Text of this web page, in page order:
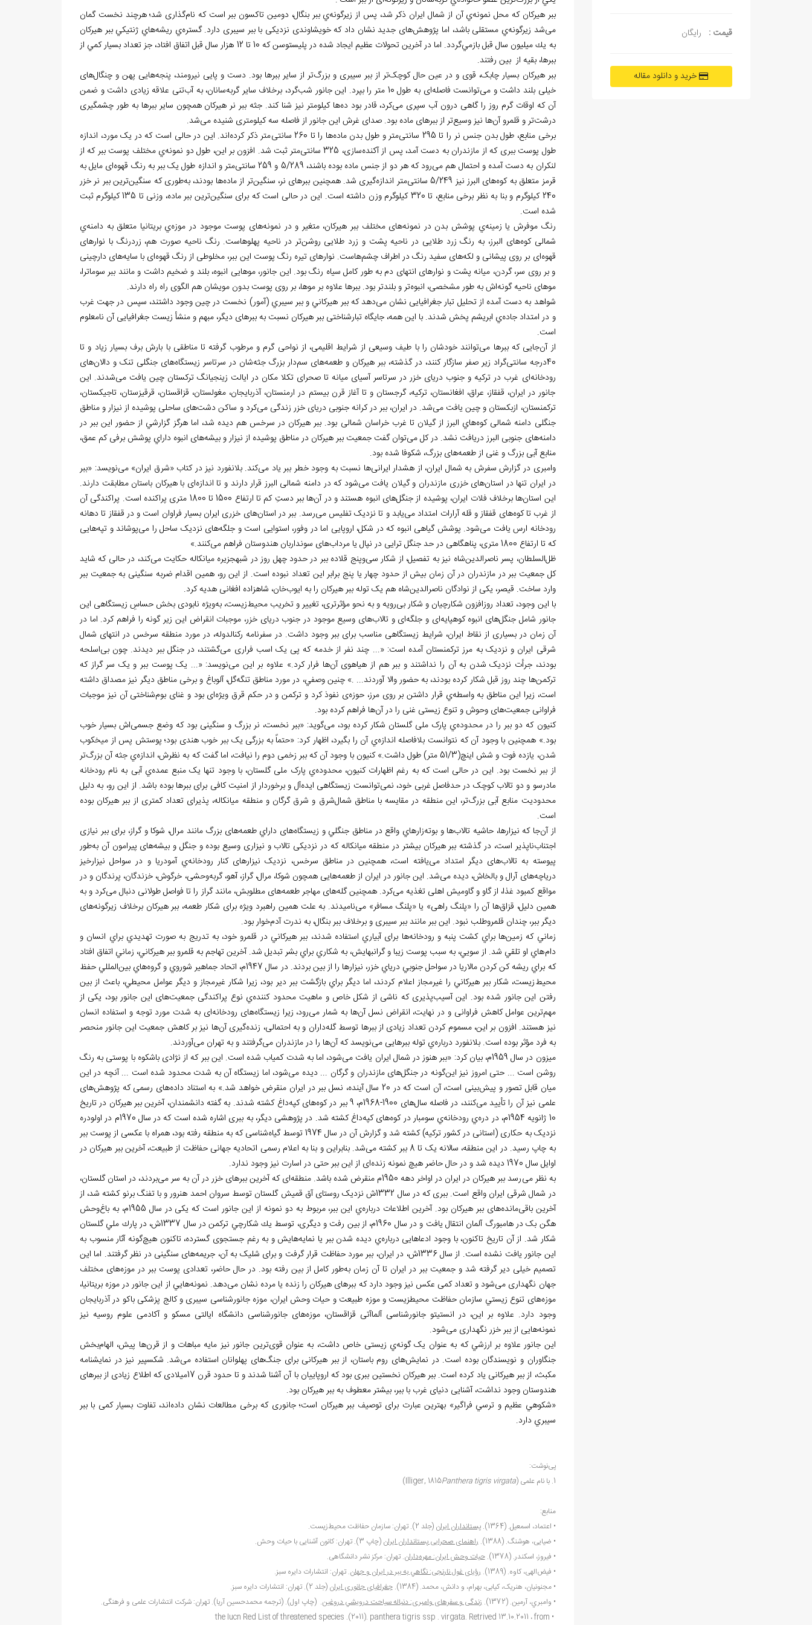
قیمت : رایگان
خرید و دانلود مقاله
ببر هیرکان که محل نمونهي آن از شمال ایران ذکر شد، پس از زیرگونهي ببر بنگال، دومین تاکسون ببر است که نامگذاری شد؛ هرچند نخست گمان
میشد زیرگونهي مستقلی باشد، اما پژوهشهای جدید نشان داد که خویشاوندی نزدیکی با ببر سیبری دارد. گسترهي ريشههاي ژنتيكي ببر هيركان
به يك ميليون سال قبل بازمي
گردد. اما در آخرين تحولات عظيم ايجاد شده در پليستوسن كه 10 تا 12 هزار سال قبل اتفاق افتاد، جز تعداد بسیار كمي از
ببرها، بقیه از بين رفتند.
ببر هيركان بسیار چابک، قوی و در عین حال کوچکتر از ببر سیبری و بزرگتر از سایر ببرها بود. دست و پایی نیرومند، پنجههایی پهن و چنگالهای
خیلی بلند داشت و میتوانست فاصلهای به طول 10 متر را بپرد. این جانور شب گرد، برخلاف سایر گربهسانان، به آبتنی علاقه زیادی داشت و ضمن
آن که اوقات گرم روز را گاهی درون آب سپری میکرد، قادر بود دهها کیلومتر نیز شنا کند. جثه ببر نر هیرکان همچون سایر ببرها به طور چشمگیری
درشتتر و قلمرو آنها نیز وسيعتر از ببرهای ماده بود. صدای غرش این جانور از فاصله سه کیلومتری شنیده میشد.
برخی منابع، طول بدن جنس نر را تا 295 سانتی
متر و طول بدن مادهها را تا 260 سانتی متر ذکر کردهاند. این در حالی است که در یک مورد، اندازه
طول پوست ببری که از مازندران به دست آمد، پس از آکندهسازی، 325 سانتی متر ثبت شد. افزون بر این، طول دو نمونهي مختلف پوست ببر که از
لنکران به دست آمده و احتمال هم میرود كه هر دو از جنس ماده بوده باشند، 5/289 و 259 سانتی متر و اندازه طول یک ببر به رنگ قهوهای مایل به
قرمز متعلق به کوههای البرز نیز 5/249 سانتی متر اندازهگیری شد. همچنین ببرهای نر، سنگینتر از مادهها بودند، بهطوری که سنگینترین ببر نر خزر
240 کیلوگرم و بنا به نظر برخی منابع، تا 320 کیلوگرم وزن داشته است. این در حالی است که برای سنگین
ترین ببر ماده، وزنی تا 135 کیلوگرم ثبت
شده است.
رنگ موفرش یا زمینهي پوشش بدن در نمونههای مختلف ببر هیرکان، متغیر و در نمونههای پوست موجود در موزهي بریتانیا متعلق به دامنهي
شمالی کوههای البرز، به رنگ زرد طلایی در ناحیه پشت و زرد طلایی روشنتر در ناحیه پهلوهاست. رنگ ناحیه صورت هم، زردرنگ با نوارهای
قهوهای بر روی پیشانی و لکههای سفید رنگ در اطراف چشمهاست. نوارهای تیره رنگ پوست این ببر، مخلوطی از رنگ قهوهای با سایههای دارچینی
و بر روی سر، گردن، میانه پشت و نوارهای انتهای دم به طور کامل سیاه رنگ بود. این جانور، موهایی انبوه، بلند و ضخیم داشت و مانند ببر سوماترا،
موهای ناحیه گونهاش به طور مشخصی، انبوهتر و بلندتر بود. ببرها علاوه بر موها، بر روی پوست بدون مویشان هم الگوی راه راه دارند.
شواهد به دست آمده از تحلیل تبار جغرافیایی نشان میدهد که ببر هيركاني و ببر سيبري (آمور) نخست در چين وجود داشتند، سپس در جهت غرب
و در امتداد جادهي ابريشم پخش شدند. با این همه، جایگاه تبارشناختی ببر هیرکان نسبت به ببرهای دیگر، مبهم و منشأ زیست جغرافیایی آن نامعلوم
است.
از آنجایی که ببرها میتوانند خودشان را با طیف وسیعی از شرایط اقلیمی، از نواحی گرم و مرطوب گرفته تا مناطقی با بارش برف بسیار زیاد و تا
40درجه سانتی
گراد زیر صفر سازگار کنند، در گذشته، ببر هیرکان و طعمههای سمدار بزرگ جثهشان در سرتاسر زیستگاههای جنگلی تنک و دالانهای
رودخانهای غرب در ترکیه و جنوب دریای خزر در سرتاسر آسیای میانه تا صحرای تکلا مکان در ایالت زینجیانگ ترکستان چین یافت میشدند. این
جانور در ایران، قفقاز، عراق، افغانستان، ترکیه، گرجستان و تا آغاز قرن بیستم در ارمنستان، آذربایجان، مغولستان، قزاقستان، قرقیزستان، تاجیکستان،
ترکمنستان، ازبکستان و چین یافت میشد. در ایران، ببر در کرانه جنوبی دریای خزر زندگی میکرد و ساکن دشتهای ساحلی پوشیده از نیزار و مناطق
جنگلی دامنه شمالی کوههاي البرز از گیلان تا غرب خراسان شمالی بود. ببر هیرکان در سرخس هم دیده شد، اما هرگز گزارشي از حضور اين ببر در
دامنههای جنوبی البرز دريافت نشد. در کل میتوان گفت جمعیت ببر هیرکان در مناطق پوشیده از نیزار و بیشههای انبوه داراي پوشش برفی کم عمق،
منابع آبی بزرگ و غنی از طعمههای بزرگ، شکوفا شده بود.
وامبری در گزارش سفرش به شمال ایران، از هشدار ایرانیها نسبت به وجود خطر ببر یاد میکند. بلانفورد نیز در کتاب «شرق ایران» مینویسد: «ببر
در ایران تنها در استانهای خزری مازندران و گیلان یافت میشود که در دامنه شمالی البرز قرار دارند و تا اندازهای با هیرکان باستان مطابقت دارند.
این استانها برخلاف فلات ایران، پوشیده از جنگلهای انبوه هستند و در آن
ها ببر دستِ کم تا ارتفاع 1500 تا 1800 متری پراکنده است. پراکندگی آن
از غرب تا کوههای قفقاز و قلهآرارات امتداد مییابد و تا نزدیک تفلیس میرسد. ببر در استانهای خزری ایران بسیار فراوان است و در قفقاز تا دهانه
رودخانه ارس یافت میشود. پوشش گیاهی انبوه که در شکل، اروپایی اما در وفور، استوایی است و جلگههای نزدیک ساحل را میپوشاند و تپههایی
که تا ارتفاع 1800 متری، پناهگاهی در حد جنگل ترايی در نپال یا مرداب
های سونداربان هندوستان فراهم میکنند.»
ظلالسلطان، پسر ناصرالدینشاه نیز به تفصیل، از شکار سیوپنج قلاده ببر در حدود چهل روز در شبه‏جزیره میانکاله حکایت میکند، در حالی که شاید
کل جمعیت ببر در مازندران در آن زمان بیش از حدود چهار یا پنج برابر این تعداد نبوده است. از این رو، همین اقدام ضربه سنگینی به جمعیت ببر
وارد ساخت. قیصر، یکی از نوادگان ناصرالدینشاه هم یک توله ببر هیرکان را به ایوبخان، شاهزاده افغانی هدیه کرد.
با این وجود، تعداد روزافزون شکارچیان و شکار بیرویه و به نحو مؤثرتری، تغییر و تخریب محیطزیست، بهویژه نابودی بخش حساسِ زیستگاهی این
جانور شامل جنگلهای انبوه کوهپایهای و جلگهای و تالابهای وسیع موجود در جنوب دریای خزر، موجبات انقراض این زیر گونه را فراهم کرد. اما در
آن زمان در بسیاری از نقاط ایران، شرایط زیستگاهی مناسب برای ببر وجود داشت. در سفرنامه رکن‏الدوله، در مورد منطقه سرخس در انتهای شمال
شرقی ایران و نزدیک به مرز ترکمنستان آمده است: «... چند نفر از خدمه که پی یک اسب فراری میگشتند، در جنگل ببر دیدند. چون بیاسلحه
بودند، جرأت نزدیک شدن به آن را نداشتند و ببر هم از هیاهوی آنها فرار کرد.» علاوه بر این مینویسد: «... یک پوست ببر و یک سر گراز که
ترکمنها چند روز قبل شکار کرده بودند، به حضور والا آوردند... .» چنين وصفي، در مورد مناطق تنگهگل، آلوباغ و برخی مناطق دیگر نیز مصداق داشته
است، زیرا اين مناطق به واسطهي قرار داشتن بر روی مرز، حوزه‏ی نفوذ کرد و ترکمن و در حکم قرق ویژهای بود و غنای بومشناختی آن نيز موجبات
فراوانی جمعیتهای وحوش و تنوع زیستی غنی را در آنها فراهم کرده بود.
کنیون که دو ببر را در محدودهي پارک ملی گلستان شکار کرده بود، میگوید: «ببر نخست، نر بزرگ و سنگینی بود که وضع جسمیاش بسیار خوب
بود.» همچنین با وجود آن که نتوانست بلافاصله اندازهي آن را بگیرد، اظهار کرد: «حتماً به بزرگی یک ببر خوب هندی بود؛ پوستش پس از میخکوب
شدن، یازده فوت و شش اینچ(51/3 متر) طول داشت.» کنیون با وجود آن که ببر زخمی دوم را نیافت، اما گفت که به نظرش، اندازه
ي جثه آن بزرگتر
از ببر نخست بود. این در حالی است که به رغم اظهارات کنیون، محدودهي پارک ملی گلستان، با وجود تنها یک منبع عمدهي آبی به نام رودخانه
مادرسو و دو تالاب کوچک در حدفاصل غربی خود، نمیتوانست زیستگاهی ایدهآل و برخوردار از امنیت کافی برای ببرها بوده باشد. از این رو، به دلیل
محدودیت منابع آبی بزرگتر، این منطقه در مقایسه با مناطق شمالشرق و شرق گرگان و منطقه میانکاله، پذیرای تعداد کمتری از ببر هیرکان بوده
است.
از آنجا که نيزارها، حاشيه تالابها و بوتهزارهاي واقع در مناطق جنگلي و زیستگاههای داراي طعمههای بزرگ مانند مرال، شوکا و گراز، برای ببر نیازی
اجتنابناپذیر است، در گذشته ببر هیرکان بیشتر در منطقه میانکاله که در نزدیکی تالاب و نیزاری وسیع بوده و جنگل و بیشههای پیرامون آن بهطور
پیوسته به تالابهای دیگر امتداد مییافته است، همچنین در مناطق سرخس، نزدیک نیزارهای کنار رودخانهي آمودریا و در سواحل نیزارخیز
دریاچههای آرال و بالخاش، دیده میشد. این جانور در ایران از طعمههایی همچون شوکا، مرال، گراز، آهو، گربهوحشی، خرگوش، خزندگان، پرندگان و در
مواقع کمبود غذا، از گاو و گاومیش اهلی تغذیه میکرد. همچنین گلههای مهاجر طعمههای مطلوبش، مانند گراز را تا فواصل طولانی دنبال میکرد و به
همین دلیل، قزاقها آن را «پلنگ راهی» یا «پلنگ مسافر» مینامیدند. به علت همین راهبرد ویژه برای شکار طعمه، ببر هیرکان برخلاف زیرگونههای
دیگر ببر، چندان قلمروطلب نبود. این ببر مانند ببر سیبری و برخلاف ببر بنگال، به ندرت آدمخوار بود.
زماني كه زمينها براي كشت پنبه و رودخانهها برای آبياري استفاده شدند، ببر هيركاني در قلمرو خود، به تدريج به صورت تهديدي براي انسان و
دامهاي او تلقي شد. از سويي، به سبب پوست زيبا و گرانبهايش، به شكاري براي بشر تبديل شد. آخرين تهاجم به قلمرو ببر هيركاني، زماني اتفاق افتاد
كه براي ريشه كن كردن مالاريا در سواحل جنوبي درياي خزر، نيزارها را از بين بردند. در سال 1947م، اتحاد جماهیر شوروي و گروه
هاي بينالمللي حفظ
محيطزيست، شكار ببر هيركاني را غيرمجاز اعلام كردند، اما ديگر براي بازگشت ببر دير بود، زیرا شكار غيرمجاز و ديگر عوامل محيطي، باعث از بين
رفتن اين جانور شده بود. این آسیبپذیری که ناشی از شکل خاص و ماهیت محدود کنندهي نوع پراکندگی جمعیتهای این جانور بود، یکی از
مهمترین عوامل کاهش فراوانی و در نهایت، انقراض نسل آنها به شمار میرود، زیرا زیستگاههای رودخانهای به شدت مورد توجه و استفاده انسان
نیز هستند. افزون بر این، مسموم کردن تعداد زیادی از ببرها توسط گلهداران و به احتمالی، زندهگیری آنها نیز بر کاهش جمعیت این جانور منحصر
به فرد مؤثر بوده است. بلانفورد دربارهي توله ببرهایی مینویسد که آنها را در مازندران میگرفتند و به تهران میآوردند.
میزون در سال 1959م، بیان کرد: «ببر هنوز در شمال ایران یافت می
شود، اما به شدت کمیاب شده است. این ببر که از نژادی باشکوه با پوستی به رنگ
روشن است ... حتی امروز نیز اینگونه در جنگلهای مازندران و گرگان ... دیده میشود، اما زیستگاه آن به شدت محدود شده است ... آنچه در این
میان قابل تصور و پیشبینی است، آن است که در 20 سال آینده، نسل ببر در ایران منقرض خواهد شد.» به استناد داده های رسمی که پژوهشهای
علمی نیز آن را تأیید میکنند، در فاصله سالهای 1900-1968م، 9 ببر در کوه های کپهداغ کشته شدند. به گفته دانشمندان، آخرین ببر هیرکان در تاریخ
10 ژانویه 1954م، در دره
ي رودخانهي سومبار در کوههای کپه
داغ کشته شد. در پژوهشی دیگر، به ببری اشاره شده است که در سال 1970م در اولودره
نزدیک به حکاری (استانی در کشور ترکیه) کشته شد و گزارش آن در سال 1974 توسط گیاه
شناسی که به منطقه رفته بود، همراه با عکسی از پوست ببر
به چاپ رسید. در این منطقه، سالانه یک تا 8 ببر کشته می
شد. بنابراین و بنا به اعلام رسمی اتحادیه جهانی حفاظت از طبیعت، آخرین ببر هیرکان در
اوایل سال 1970 دیده شد و در حال حاضر هیچ نمونه
زندهای از این ببر حتی در اسارت نیز وجود ندارد.
به نظر میرسد ببر هیرکان در ایران در اواخر دهه ای که آخرین ببرهای خزر در آن به سر میبردند، در استان گلستان،
در شمال شرقی ایران واقع است. ببری که در سال 1332ش نزدیک روستای آق قمیش گلستان توسط سروان احمد هنرور و با تفنگ برنو کشته شد، از
آخرین باقیماندههای ببر هیرکان بود. آخرین اطلاعات دربارهي این ببر، مربوط به دو نمونه از این جانور است که یکی در سال 1955م، به باغ
وحش
هگن بک در ‏‏هامبورگ آلمان انتقال یافت و در سال 1960م، از بین رفت و دیگری، توسط يك شكارچي تركمن در سال 1337ش، در پارك ملي گلستان
شكار شد. از آن تاريخ تاكنون، با وجود ادعاهایی دربارهي دیده شدن ببر یا نمایههایش و به رغم جستجوی گسترده، تاكنون هيچگونه آثار منسوب به
این جانور يافت نشده است. از سال 1336ش، در ایران، ببر مورد حفاظت قرار گرفت و برای شلیک به آن، جریمه
های سنگینی در نظر گرفتند. اما این
تصمیم خیلی دیر گرفته شد و جمعیت ببر در ایران تا آن زمانبهطور کامل از بین رفته بود. در حال حاضر، تعدادی پوست ببر در موزههای مختلف
جهان نگهداری میشود و تعداد کمی عکس نیز وجود دارد که ببرهای هیرکان را زنده یا مرده نشان میدهد. نمونههايي از اين جانور در موزه بریتانیا،
موزههای تنوع زيستي سازمان حفاظت محيط‏زيست و موزه طبیعت و حیات وحش ایران، موزه جانورشناسی سیبری و کالج پزشکی باکو در آذربایجان
وجود دارد. علاوه بر این، در انستیتو جانورشناسی آلماآتی قزاقستان، موزههای جانورشناسی دانشگاه ایالتی مسکو و آکادمی علوم روسیه نیز
نمونههایی از ببر خزر نگهداری میشود.
این جانور علاوه بر ارزشي که به عنوان یک گونهي زیستی خاص داشت، به عنوان قویترین جانور نیز مایه مباهات و از قرنها پیش، الهامبخش
جنگاوران و نویسندگان بوده است. در نمایشهای روم باستان، از ببر هیرکانی برای جنگهای پهلوانان استفاده میشد. شکسپیر نیز در نمایشنامه
مکبث، از ببر هیرکانی یاد کرده است. ببر هیرکان نخستین ببری بود که اروپاییان با آن آشنا شدند و تا حدود قرن 17میلادی که اطلاع زیادی از ببرهای
هندوستان وجود نداشت، آشنایی دنیای غرب با ببر، بیشتر معطوف به ببر هيركان بود.
«شكوهي عظيم و ترسي فراگير» بهترين عبارت برای توصیف ببر هیرکان است؛ جانوری که برخی مطالعات نشان دادهاند، تفاوت بسیار کمی با ببر
سيبري دارد.
پینوشت:
1. با نام علمی
(
Panthera tigris virgata
(Illiger, 1815
منابع:
• اعتماد، اسمعیل. (1364). پستانداران ایران (جلد 2). تهران: سازمان حفاظت محیط
زیست.
• ضیایی، هوشنگ. (1388). راهنمای صحرایی پستانداران ایران (چاپ 3). تهران: کانون آشنایی با حیات وحش.
• فیروز، اسکندر. (1378). حیات وحش ایران: مهرهداران. تهران: مرکز نشر دانشگاهی.
• فیضالهی، کاوه. (1389). رؤیای غول نارنجی: نگاهي به ببر در ايران و جهان. تهران: انتشارات دایره سبز.
• مجنونیان، هنریک، کیابی، بهرام، و دانش، محمد. (1384). جغرافیای جانوری ایران (جلد 2). تهران: انتشارات دایره سبز.
• وامبري، آرمين. (1372). زندگی و سفرهای وامبری: دنباله سياحت درويشي دروغين. (چاپ اول). (ترجمه محمدحسین آریا). تهران: شرکت انتشارات علمی و فرهنگی.
•
the Iucn Red List of threatened species .(2011). panthera tigris ssp . virgata. Retrived 13.10.2011 ،from